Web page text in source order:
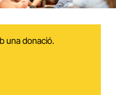
una donació.